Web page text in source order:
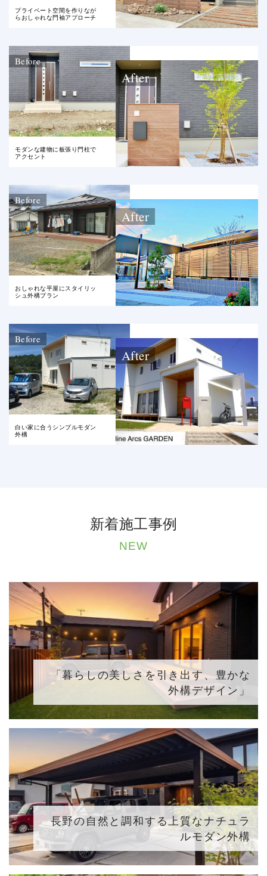
プライベート空間を作りなが
らおしゃれな門袖アプローチ
Before
After
モダンな建物に板張り門柱で
アクセント
Before
After
おしゃれな平屋にスタイリッ
シュ外構プラン
Before
After
白い家に合うシンプルモダン
外構
新着施工事例
NEW
「暮らしの美しさを引き出す、豊かな
外構デザイン」
長野の自然と調和する上質なナチュラ
ルモダン外構